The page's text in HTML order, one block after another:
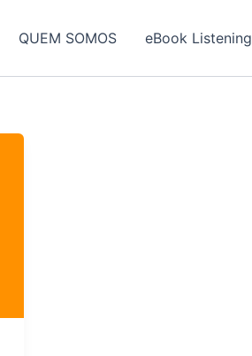
QUEM SOMOS eBook Listening